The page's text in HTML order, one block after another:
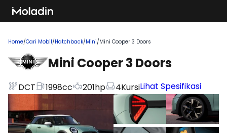
Home/Cari Mobil/Hatchback/Mini/Mini Cooper 3 Doors
Mini Cooper 3 Doors
DCT 1998cc 201hp 4KursiLihat Spesifikasi